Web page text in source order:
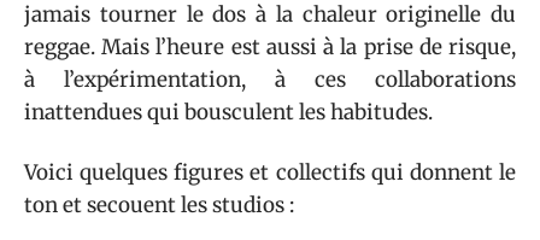
jamais tourner le dos à la chaleur originelle du
reggae. Mais l’heure est aussi à la prise de risque,
à l’expérimentation, à ces collaborations
inattendues qui bousculent les habitudes.
Voici quelques figures et collectifs qui donnent le
ton et secouent les studios :